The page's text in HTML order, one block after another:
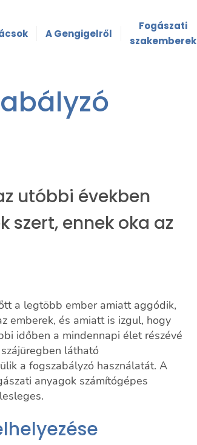
A Gengigelről
Fogászati
szakemberek
utóbbi években
szert, ennek oka az
a legtöbb ember amiatt aggódik,
emberek, és amiatt is izgul, hogy
időben a mindennapi élet részévé
látható
a fogszabályzó használatát. A
anyagok számítógépes